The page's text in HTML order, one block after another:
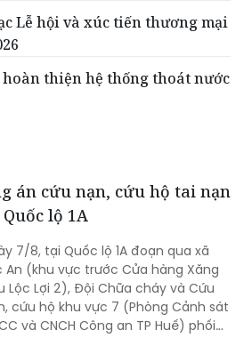
Lễ hội và xúc tiến thương mại
thiện hệ thống thoát nước
án cứu nạn, cứu hộ tai nạn
lộ 1A
7/8, tại Quốc lộ 1A đoạn qua xã
An (khu vực trước Cửa hàng Xăng
Lộc Lợi 2), Đội Chữa cháy và Cứu
cứu hộ khu vực 7 (Phòng Cảnh sát
và CNCH Công an TP Huế) phối